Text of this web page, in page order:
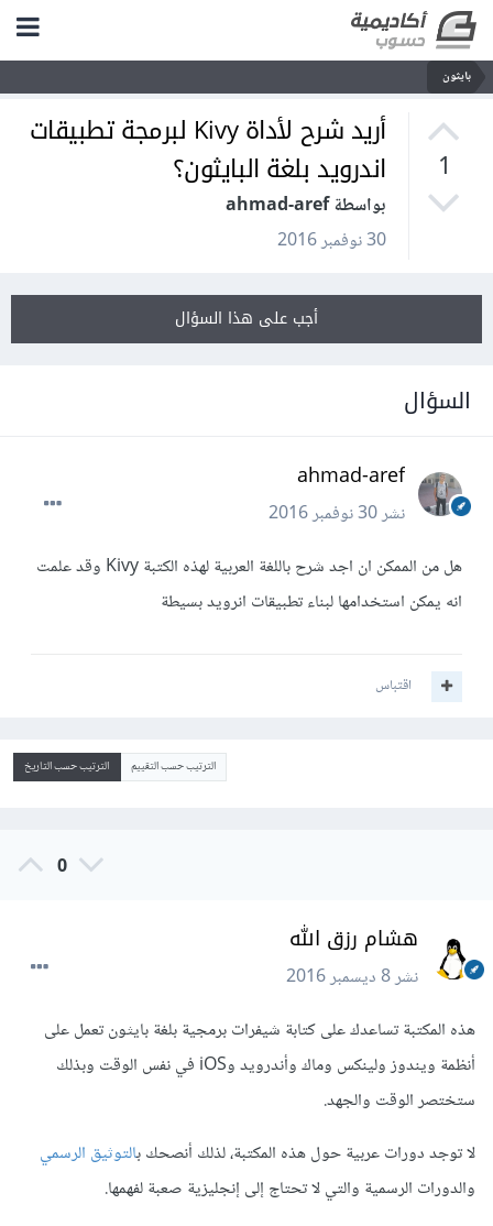
بايثون
1
أريد شرح لأداة Kivy لبرمجة تطبيقات
اندرويد بلغة البايثون؟
بواسطة ahmad-aref
30 نوفمبر 2016
أجب على هذا السؤال
السؤال
ahmad-aref
نشر30 نوفمبر 2016
هل من الممكن ان اجد شرح باللغة العربية لهذه الكتبة Kivy وقد علمت
انه يمكن استخدامها لبناء تطبيقات انرويد بسيطة
اقتباس
الترتيب حسب التقييم الترتيب حسب التاريخ
0
هشام رزق الله
نشر8 ديسمبر 2016
هذه المكتبة تساعدك على كتابة شيفرات برمجية بلغة بايثون تعمل على
أنظمة ويندوز ولينكس وماك وأندرويد وiOS في نفس الوقت وبذلك
ستختصر الوقت والجهد.
لا توجد دورات عربية حول هذه المكتبة، لذلك أنصحك بالتوثيق الرسمي
والدورات الرسمية والتي لا تحتاج إلى إنجليزية صعبة لفهمها.